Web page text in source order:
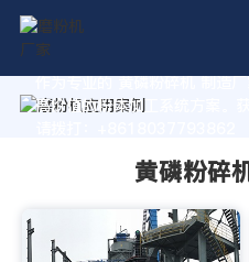
作为专业的 黄磷粉碎机 制造
高价值的粉体加工系统方案。
黄磷粉碎